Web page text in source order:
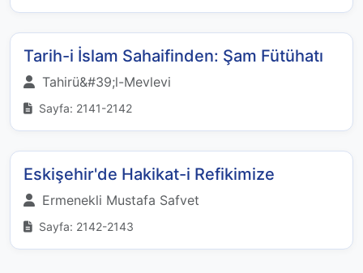
Tarih-i İslam Sahaifinden: Şam Fütühatı
Tahirü&#39;l-Mevlevi
Sayfa: 2141-2142
Eskişehir'de Hakikat-i Refikimize
Ermenekli Mustafa Safvet
Sayfa: 2142-2143